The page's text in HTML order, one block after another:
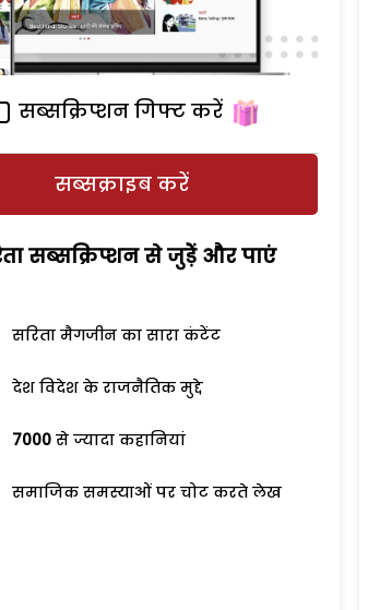
सब्सक्रिप्शन गिफ्ट करें
सब्सक्राइब करें
सब्सक्रिप्शन से जुड़ेें और पाएं
सरिता मैगजीन का सारा कंटेंट
देश विदेश के राजनैतिक मुद्दे
7000 से ज्यादा कहानियां
समाजिक समस्याओं पर चोट करते लेख